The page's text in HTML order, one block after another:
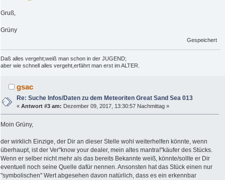
Gruß,
Grüny
Gespeichert
Daß alles vergeht;weiß man schon in der JUGEND;
aber wie schnell alles vergeht,erfährt man erst im ALTER.
gsac
Re: Suche Infos/Daten zu dem Meteoriten Great Sand Sea 013
«Antwort #3 am: Dezember 09, 2017, 13:30:57 Nachmittag »
Moin Grüny,
der wirklich Einzige, der Dir an dieser Stelle wohl weiterhelfen könnte, wenn
überhaupt, ist der Ver"know your dealer, mein altes mantra!"käufer des Stücks.
Wenn er selber nicht mehr als das bereits Bekannte weiß, könnte/sollte er Dir
eventuell noch seine Quelle dafür nennen. Ansonsten hat das Stück einen nur
"symbolischen" Wert abgesehen davon natürlich, dass es ein erkennbar